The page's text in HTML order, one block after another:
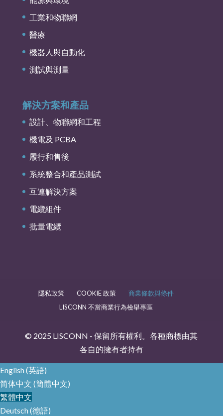
工業和物聯網
醫療
機器人與自動化
測試與測量
解決方案和產品
設計、物聯網和工程
機電及 PCBA
履行和售後
系統整合和產品測試
互連解決方案
電纜組件
批量電纜
隱私政策 COOKIE 政策
商業條款與條件
LISCONN 不當商業行為檢舉專區
© 2025 LISCONN - 保留所有權利。各種商標由其
各自的擁有者持有
English(英語)
简体中文 (簡體中文)
繁體中文
Deutsch(德語)